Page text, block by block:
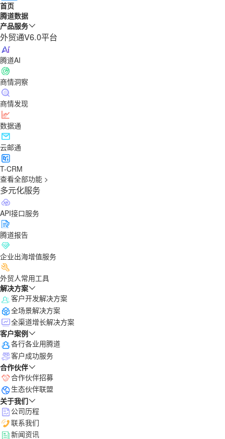
首页
腾道数据
产品服务
外贸通V6.0平台
腾道AI
商情洞察
商情发现
数据通
云邮通
T-CRM
查看全部功能 >
多元化服务
API接口服务
腾道报告
企业出海增值服务
外贸人常用工具
解决方案
客户开发解决方案
全场景解决方案
全渠道增长解决方案
客户案例
各行各业用腾道
客户成功服务
合作伙伴
合作伙伴招募
生态伙伴联盟
关于我们
公司历程
联系我们
新闻资讯